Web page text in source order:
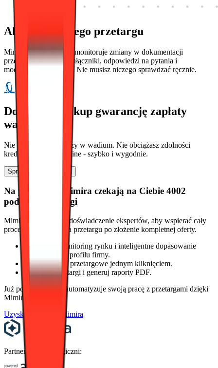
Aktualizacje tego przetargu
Mimira automatycznie monitoruje zmiany w dokumentacji
przetargowej - nowe załączniki, odpowiedzi na pytania i
modyfikacje terminów. Nie musisz niczego sprawdzać ręcznie.
Do przetargu kup gwarancję zapłaty
wadium.
Nie blokujesz pieniędzy w wadium. Nie obciążasz zdolności
kredytowej firmy. Online - szybko i wygodnie.
Sprawdź ofertę UNIQA
Na platformie Mimira czekają na Ciebie 4002
podobne przetargi
Mimira.eu łączy AI i doświadczenie ekspertów, aby wspierać cały
proces: od znalezienia przetargu po złożenie kompletnej oferty.
Codzienny monitoring rynku i inteligentne dopasowanie
przetargów do profilu firmy.
Generuj oferty przetargowe jednym kliknięciem.
Wyceniaj przetargi i generuj raporty PDF.
Już ponad 100 firm automatyzuje swoją pracę z przetargami dzięki
Mimira AI.
Uzyskaj dostęp w Mimira
Partnerzy technologiczni: